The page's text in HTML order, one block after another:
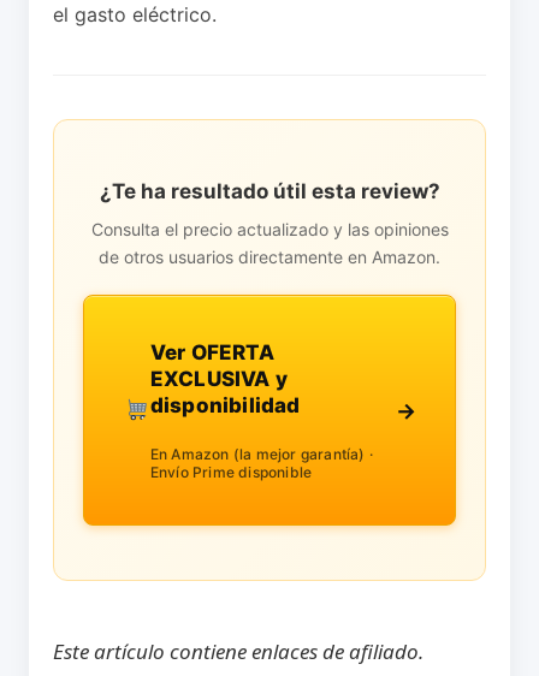
el gasto eléctrico.
¿Te ha resultado útil esta review?
Consulta el precio actualizado y las opiniones
de otros usuarios directamente en Amazon.
Ver OFERTA
EXCLUSIVA y
disponibilidad
En Amazon (la mejor garantía) ·
Envío Prime disponible
→
Este artículo contiene enlaces de afiliado.